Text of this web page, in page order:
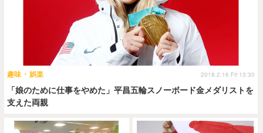
「娘のために仕事をやめた」平昌五輪スノーボード金メダリストを
支えた両親
趣味・娯楽 2018.2.16 Fri 13:30